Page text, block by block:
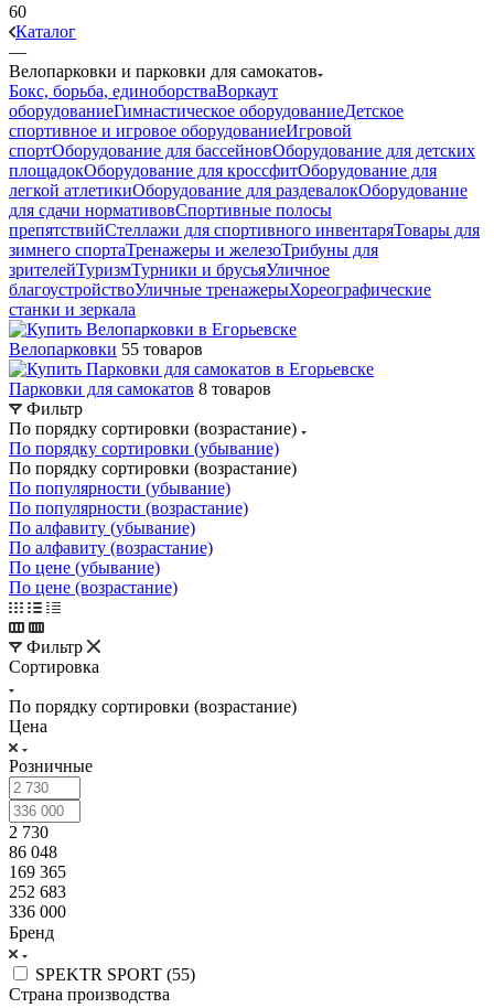
60
Каталог
—
Велопарковки и парковки для самокатов
Бокс, борьба, единоборстваВоркаут
оборудованиеГимнастическое оборудованиеДетское
спортивное и игровое оборудованиеИгровой
спортОборудование для бассейновОборудование для детских
площадокОборудование для кроссфитОборудование для
легкой атлетикиОборудование для раздевалокОборудование
для сдачи нормативовСпортивные полосы
препятствийСтеллажи для спортивного инвентаряТовары для
зимнего спортаТренажеры и железоТрибуны для
зрителейТуризмТурники и брусьяУличное
благоустройствоУличные тренажерыХореографические
станки и зеркала
Велопарковки 55 товаров
Парковки для самокатов 8 товаров
Фильтр
По порядку сортировки (возрастание)
По порядку сортировки (убывание)
По порядку сортировки (возрастание)
По популярности (убывание)
По популярности (возрастание)
По алфавиту (убывание)
По алфавиту (возрастание)
По цене (убывание)
По цене (возрастание)
Фильтр
Сортировка
По порядку сортировки (возрастание)
Цена
Розничные
2 730
86 048
169 365
252 683
336 000
Бренд
SPEKTR SPORT (55)
Страна производства